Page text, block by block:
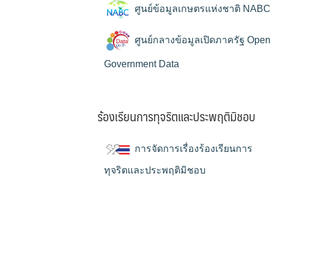
ศูนย์ข้อมูลเกษตรแห่งชาติ NABC
ศูนย์กลางข้อมูลเปิดภาครัฐ Open
Government Data
ร้องเรียนการทุจริตและประพฤติมิชอบ
การจัดการเรื่องร้องเรียนการ
ทุจริตและประพฤติมิชอบ